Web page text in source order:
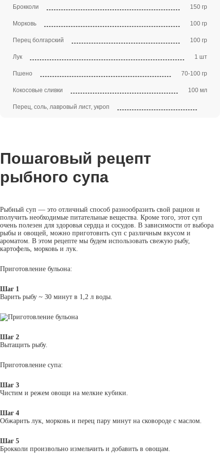
Брокколи 150 гр
Морковь 100 гр
Перец болгарский 100 гр
Лук 1 шт
Пшено 70-100 гр
Кокосовые сливки 100 мл
Перец, соль, лавровый лист, укроп
Пошаговый рецепт
рыбного супа
Рыбный суп — это отличный способ разнообразить свой рацион и
получить необходимые питательные вещества. Кроме того, этот суп
очень полезен для здоровья сердца и сосудов. В зависимости от выбора
рыбы и овощей, можно приготовить суп с различным вкусом и
ароматом. В этом рецепте мы будем использовать свежую рыбу,
картофель, морковь и лук.
Приготовление бульона:
Шаг 1
Варить рыбу ~ 30 минут в 1,2 л воды.
Шаг 2
Вытащить рыбу.
Приготовление супа:
Шаг 3
Чистим и режем овощи на мелкие кубики.
Шаг 4
Обжарить лук, морковь и перец пару минут на сковороде с маслом.
Шаг 5
Брокколи произвольно измельчить и добавить в овощам.